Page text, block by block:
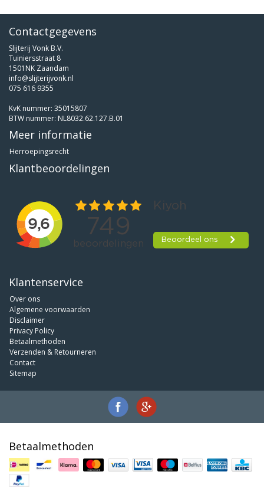
Contactgegevens
Slijterij Vonk B.V.
Tuiniersstraat 8
1501NK Zaandam
info@slijterijvonk.nl
075 616 9355
KvK nummer: 35015807
BTW nummer: NL8032.62.127.B.01
Meer informatie
Herroepingsrecht
Klantbeoordelingen
Klantenservice
Over ons
Algemene voorwaarden
Disclaimer
Privacy Policy
Betaalmethoden
Verzenden & Retourneren
Contact
Sitemap
Betaalmethoden